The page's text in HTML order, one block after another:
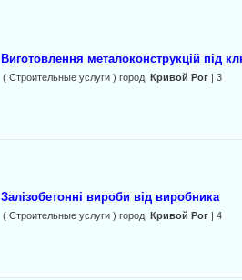
Виготовлення металоконструкцій під
( Строительные услуги ) город: Кривой Рог| 3
Залізобетонні вироби від виробника
( Строительные услуги ) город: Кривой Рог| 4